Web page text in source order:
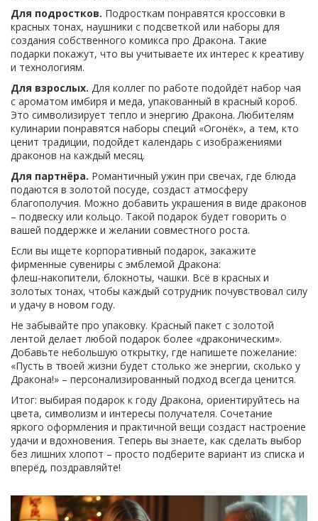
Для подростков. Подросткам понравятся кроссовки в
красных тонах, наушники с подсветкой или наборы для
создания собственного комикса про Дракона. Такие
подарки покажут, что вы учитываете их интерес к креативу
и технологиям.
Для взрослых. Для коллег по работе подойдёт набор чая
с ароматом имбиря и меда, упакованный в красный короб.
Это символизирует тепло и энергию Дракона. Любителям
кулинарии понравятся наборы специй «Огонёк», а тем, кто
ценит традиции, подойдет календарь с изображениями
драконов на каждый месяц.
Для партнёра. Романтичный ужин при свечах, где блюда
подаются в золотой посуде, создаст атмосферу
благополучия. Можно добавить украшения в виде драконов
– подвеску или кольцо. Такой подарок будет говорить о
вашей поддержке и желании совместного роста.
Если вы ищете корпоративный подарок, закажите
фирменные сувениры с эмблемой Дракона:
флеш‑накопители, блокноты, чашки. Всё в красных и
золотых тонах, чтобы каждый сотрудник почувствовал силу
и удачу в новом году.
Не забывайте про упаковку. Красный пакет с золотой
лентой делает любой подарок более «драконическим».
Добавьте небольшую открытку, где напишете пожелание:
«Пусть в твоей жизни будет столько же энергии, сколько у
Дракона!» – персонализированный подход всегда ценится.
Итог: выбирая подарок к году Дракона, ориентируйтесь на
цвета, символизм и интересы получателя. Сочетание
яркого оформления и практичной вещи создаст настроение
удачи и вдохновения. Теперь вы знаете, как сделать выбор
без лишних хлопот – просто подберите вариант из списка и
вперёд, поздравляйте!